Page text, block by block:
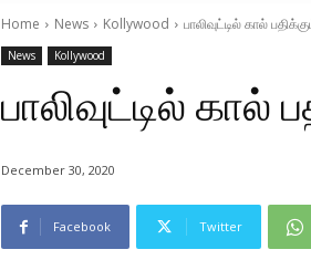
Home News Kollywood பாலிவுட்டில் கால்
News Kollywood
பாலிவுட்டில் கால்
December 30, 2020
Facebook Twitter